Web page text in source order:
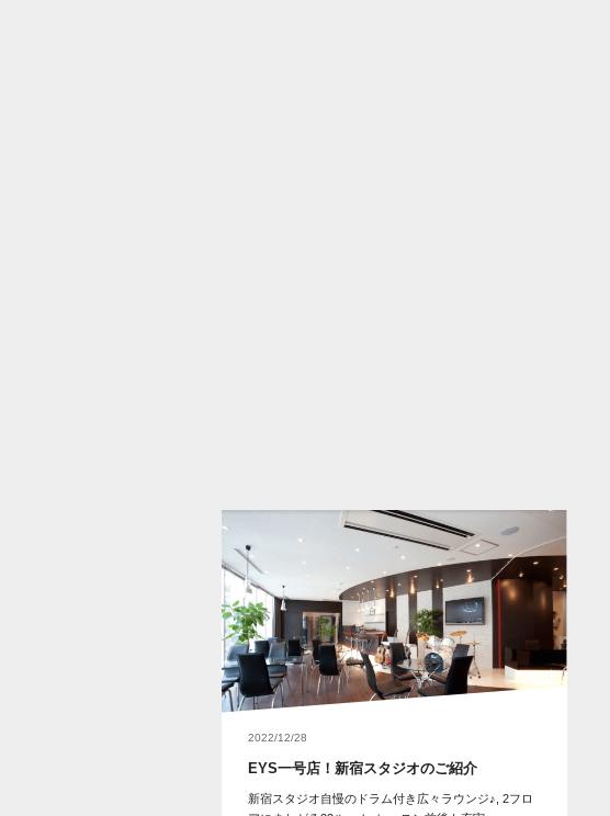
2022/12/28
EYS一号店！新宿スタジオのご紹介
新宿スタジオ自慢のドラム付き広々ラウンジ♪, 2フロ